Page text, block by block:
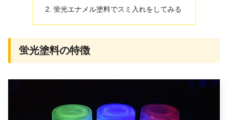
蛍光エナメル塗料でスミ入れをしてみる
蛍光塗料の特徴